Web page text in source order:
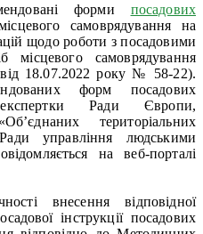
форми посадових
самоврядування на
щодо роботи з посадовими
місцевого самоврядування
18.07.2022 року № 58-22).
форм посадових
Ради Європи,
територіальних
управління людськими
на веб-порталі
внесення відповідної
інструкції посадових